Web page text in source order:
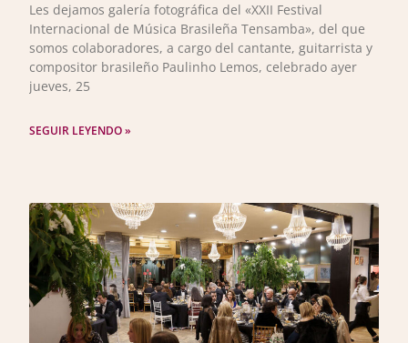
Les dejamos galería fotográfica del «XXII Festival
Internacional de Música Brasileña Tensamba», del que
somos colaboradores, a cargo del cantante, guitarrista y
compositor brasileño Paulinho Lemos, celebrado ayer
jueves, 25
SEGUIR LEYENDO »